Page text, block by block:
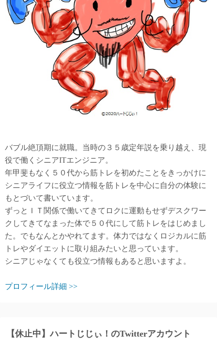
バブル絶頂期に就職。当時の３５歳定年説を乗り越え、現
役で働くシニアITエンジニア。
年甲斐もなく５０代から筋トレを初めたことをきっかけに
シニアライフに役立つ情報を筋トレを中心に自分の体験に
もとづいて書いています。
ずっとＩＴ関係で働いてきてロクに運動もせずデスクワー
クしてきてなまった体で５０代にして筋トレをはじめまし
た。でもなんとかやれてます。体力ではなくロジカルに筋
トレやダイエットに取り組みたいと思っています。
シニアじゃなくても役立つ情報もあると思いますよ。
プロフィール詳細 >>
【休止中】ハートじじぃ！のTwitterアカウント